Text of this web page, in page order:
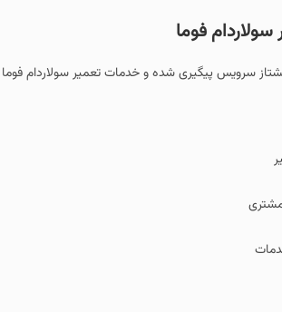
فوما
سرویس پیگیری شده و خدمات تعمیر سولاردام فوما